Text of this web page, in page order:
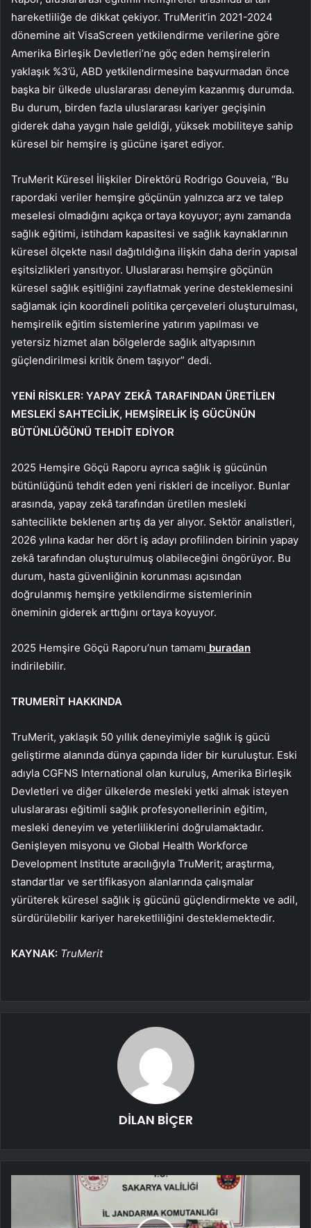
hareketliliğe de dikkat çekiyor. TruMerit’in 2021-2024
dönemine ait VisaScreen yetkilendirme verilerine göre
Amerika Birleşik Devletleri’ne göç eden hemşirelerin
yaklaşık %3’ü, ABD yetkilendirmesine başvurmadan önce
başka bir ülkede uluslararası deneyim kazanmış durumda.
Bu durum, birden fazla uluslararası kariyer geçişinin
giderek daha yaygın hale geldiği, yüksek mobiliteye sahip
küresel bir hemşire iş gücüne işaret ediyor.
TruMerit Küresel İlişkiler Direktörü Rodrigo Gouveia, “Bu
rapordaki veriler hemşire göçünün yalnızca arz ve talep
meselesi olmadığını açıkça ortaya koyuyor; aynı zamanda
sağlık eğitimi, istihdam kapasitesi ve sağlık kaynaklarının
küresel ölçekte nasıl dağıtıldığına ilişkin daha derin yapısal
eşitsizlikleri yansıtıyor. Uluslararası hemşire göçünün
küresel sağlık eşitliğini zayıflatmak yerine desteklemesini
sağlamak için koordineli politika çerçeveleri oluşturulması,
hemşirelik eğitim sistemlerine yatırım yapılması ve
yetersiz hizmet alan bölgelerde sağlık altyapısının
güçlendirilmesi kritik önem taşıyor” dedi.
YENİ RİSKLER: YAPAY ZEKÂ TARAFINDAN ÜRETİLEN
MESLEKİ SAHTECİLİK, HEMŞİRELİK İŞ GÜCÜNÜN
BÜTÜNLÜĞÜNÜ TEHDİT EDİYOR
2025 Hemşire Göçü Raporu ayrıca sağlık iş gücünün
bütünlüğünü tehdit eden yeni riskleri de inceliyor. Bunlar
arasında, yapay zekâ tarafından üretilen mesleki
sahtecilikte beklenen artış da yer alıyor. Sektör analistleri,
2026 yılına kadar her dört iş adayı profilinden birinin yapay
zekâ tarafından oluşturulmuş olabileceğini öngörüyor. Bu
durum, hasta güvenliğinin korunması açısından
doğrulanmış hemşire yetkilendirme sistemlerinin
öneminin giderek arttığını ortaya koyuyor.
2025 Hemşire Göçü Raporu’nun tamamı buradan
indirilebilir.
TRUMERİT HAKKINDA
TruMerit, yaklaşık 50 yıllık deneyimiyle sağlık iş gücü
geliştirme alanında dünya çapında lider bir kuruluştur. Eski
adıyla CGFNS International olan kuruluş, Amerika Birleşik
Devletleri ve diğer ülkelerde mesleki yetki almak isteyen
uluslararası eğitimli sağlık profesyonellerinin eğitim,
mesleki deneyim ve yeterliliklerini doğrulamaktadır.
Genişleyen misyonu ve Global Health Workforce
Development Institute aracılığıyla TruMerit; araştırma,
standartlar ve sertifikasyon alanlarında çalışmalar
yürüterek küresel sağlık iş gücünü güçlendirmekte ve adil,
sürdürülebilir kariyer hareketliliğini desteklemektedir.
KAYNAK: TruMerit
DİLAN BİÇER